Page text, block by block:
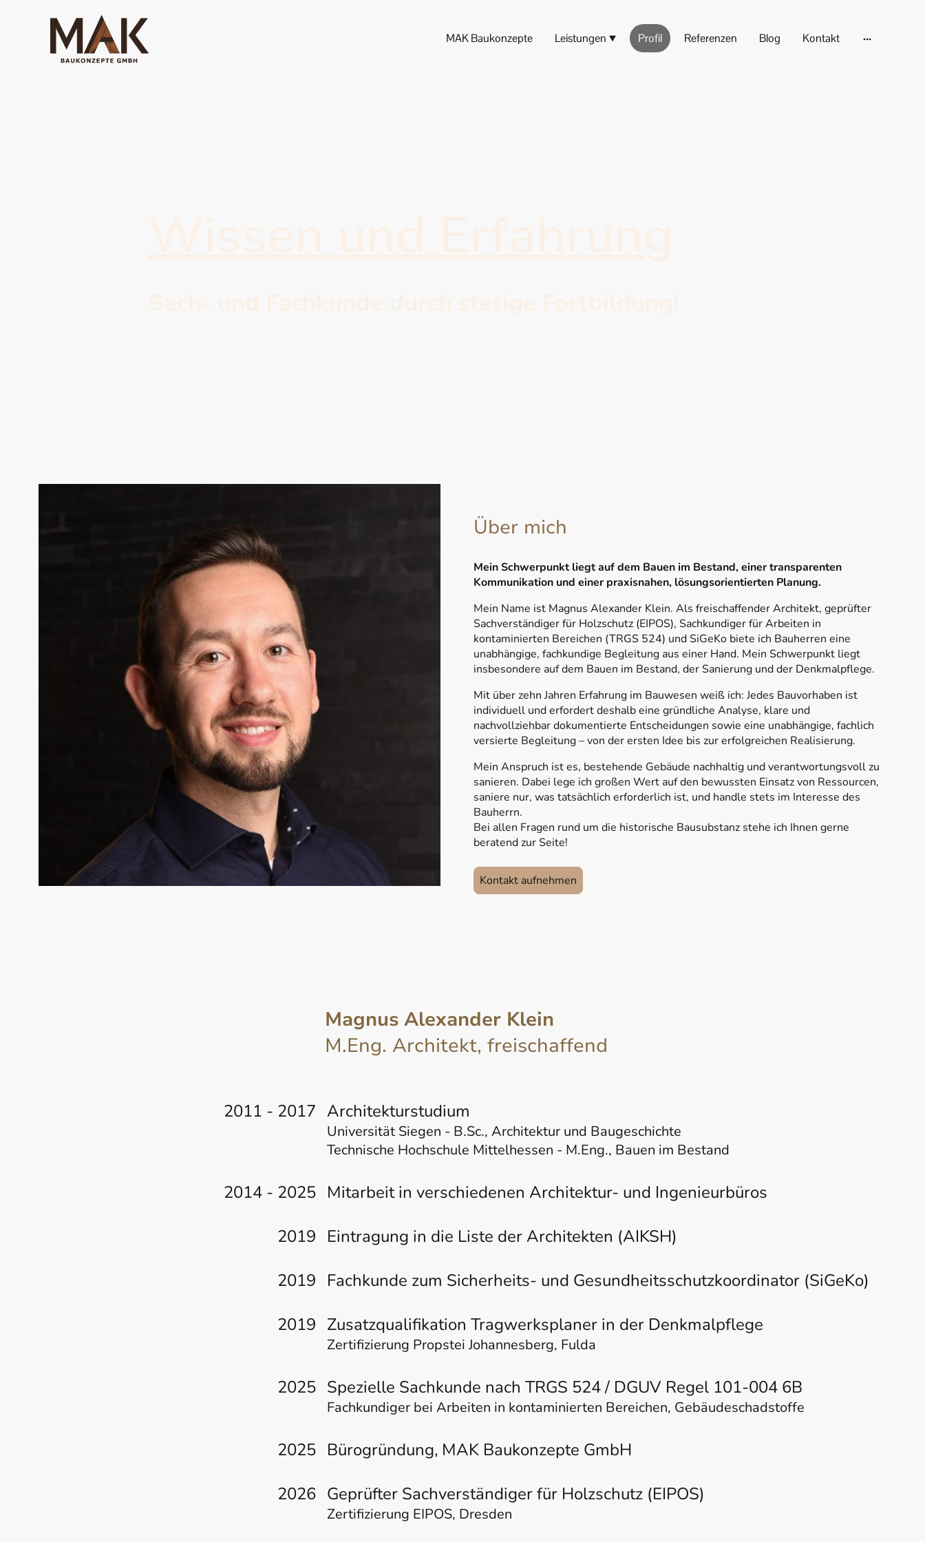
MAK Baukonzepte Leistungen Profil Referenzen Blog Kontakt
Über mich
Mein Schwerpunkt liegt auf dem Bauen im Bestand, einer transparenten
Kommunikation und einer praxisnahen, lösungsorientierten Planung.
Mein Name ist Magnus Alexander Klein. Als freischaffender Architekt, geprüfter
Sachverständiger für Holzschutz (EIPOS), Sachkundiger für Arbeiten in
kontaminierten Bereichen (TRGS 524) und SiGeKo biete ich Bauherren eine
unabhängige, fachkundige Begleitung aus einer Hand. Mein Schwerpunkt liegt
insbesondere auf dem Bauen im Bestand, der Sanierung und der Denkmalpflege.
Mit über zehn Jahren Erfahrung im Bauwesen weiß ich: Jedes Bauvorhaben ist
individuell und erfordert deshalb eine gründliche Analyse, klare und
nachvollziehbar dokumentierte Entscheidungen sowie eine unabhängige, fachlich
versierte Begleitung – von der ersten Idee bis zur erfolgreichen Realisierung.
Mein Anspruch ist es, bestehende Gebäude nachhaltig und verantwortungsvoll zu
sanieren. Dabei lege ich großen Wert auf den bewussten Einsatz von Ressourcen,
saniere nur, was tatsächlich erforderlich ist, und handle stets im Interesse des
Bauherrn.
Bei allen Fragen rund um die historische Bausubstanz stehe ich Ihnen gerne
beratend zur Seite!
Kontakt aufnehmen
Magnus Alexander Klein
M.Eng. Architekt, freischaffend
2011 - 2017 Architekturstudium
Universität Siegen - B.Sc., Architektur und Baugeschichte
Technische Hochschule Mittelhessen - M.Eng., Bauen im Bestand
2014 - 2025 Mitarbeit in verschiedenen Architektur- und Ingenieurbüros
2019 Eintragung in die Liste der Architekten (AIKSH)
2019 Fachkunde zum Sicherheits- und Gesundheitsschutzkoordinator (SiGeKo)
2019 Zusatzqualifikation Tragwerksplaner in der Denkmalpflege
Zertifizierung Propstei Johannesberg, Fulda
2025 Spezielle Sachkunde nach TRGS 524 / DGUV Regel 101-004 6B
Fachkundiger bei Arbeiten in kontaminierten Bereichen, Gebäudeschadstoffe
2025 Bürogründung, MAK Baukonzepte GmbH
2026 Geprüfter Sachverständiger für Holzschutz (EIPOS)
Zertifizierung EIPOS, Dresden